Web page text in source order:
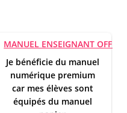
MANUEL ENSEIGNANT OFFERT
Je bénéficie du manuel
numérique premium
car mes élèves sont
équipés du manuel